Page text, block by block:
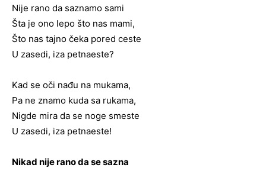
Nije rano da saznamo sami
Šta je ono lepo što nas mami,
Što nas tajno čeka pored ceste
U zasedi, iza petnaeste?
Kad se oči nađu na mukama,
Pa ne znamo kuda sa rukama,
Nigde mira da se noge smeste
U zasedi, iza petnaeste!
Nikad nije rano da se sazna